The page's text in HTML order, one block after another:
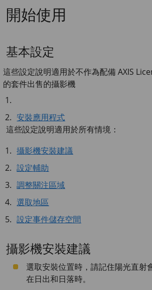
開始使用
基本設定
這些設定說明適用於不作為配備 AXIS
的套件出售的攝影機
安裝應用程式
這些設定說明適用於所有情境：
攝影機安裝建議
設定輔助
調整關注區域
選取地區
設定事件儲存空間
攝影機安裝建議
選取安裝位置時，請記住陽光直射
在日出和日落時。